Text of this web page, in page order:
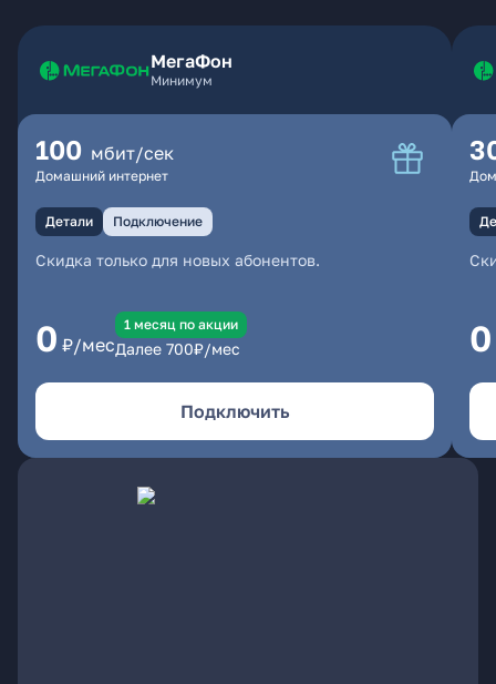
МегаФон
Минимум
100 мбит/сек
Домашний интернет
Детали Подключение
Скидка только для новых абонентов.
0 ₽/мес
1 месяц по акции
Далее 700₽/мес
Подключить
0